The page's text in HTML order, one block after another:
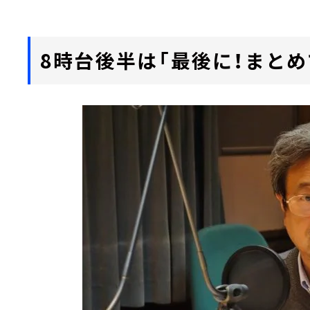
8時台後半は「最後に！まとめ